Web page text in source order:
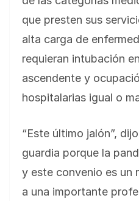
que presten sus
alta carga de
requieran intubación
ascendente y
hospitalarias igual o
“Este último jalón”,
guardia porque la
y este convenio es un
a una importante